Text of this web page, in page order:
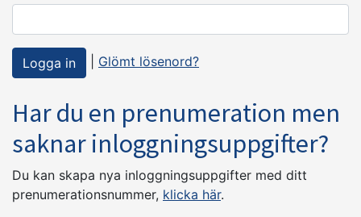
Glömt lösenord?
Har du en prenumeration men
saknar inloggningsuppgifter?
Du kan skapa nya inloggningsuppgifter med ditt
prenumerationsnummer, klicka här.